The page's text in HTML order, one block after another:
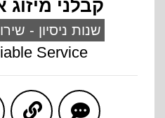
קבלני מיזוג
15 שנות ניסיון -
Service